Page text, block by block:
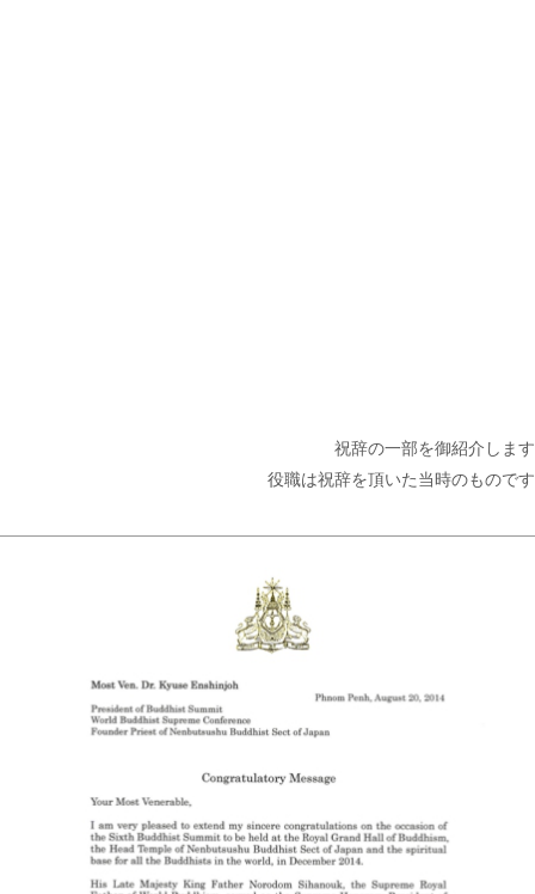
祝辞の一部を御紹介します
役職は祝辞を頂いた当時のものです